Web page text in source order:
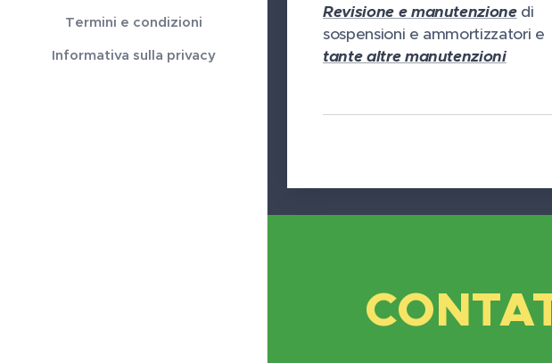
Termini e condizioni
Informativa sulla privacy
Revisione e manutenzionedi
sospensioni e ammortizzatori e
tante altre manutenzioni